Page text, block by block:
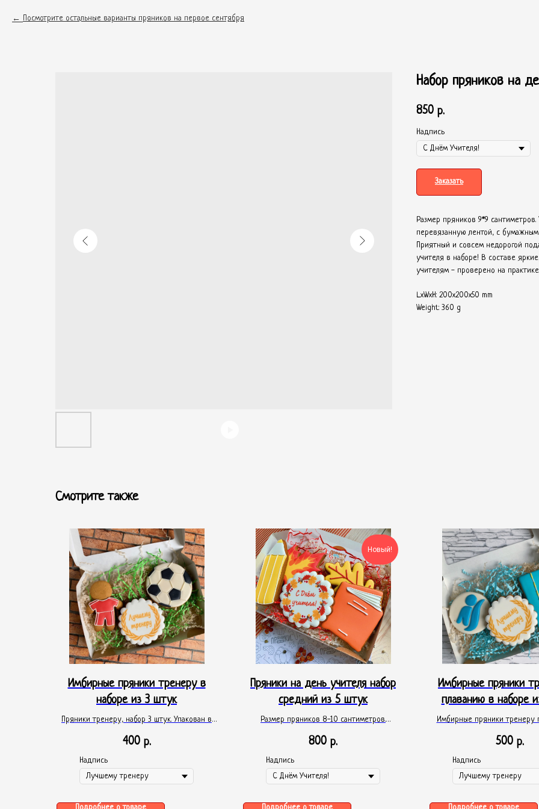
Посмотрите остальные варианты пряников на первое сентября
Набор пряников на
850 р.
Надпись
Заказать
Размер пряников 9*9
перевязанную лентой, с
Приятный и совсем недорогой
учителя в наборе! В составе
учителям - проверено на
LxWxH: 200x200x50 mm
Weight: 360 g
Смотрите также
Имбирные пряники тренеру в
наборе из 3 штук
Пряники тренеру, набор 3 штук. Упакован в
окошком, перевязанную атласной лентой.
400 р.
Надпись
Новый!
Пряники на день учителя набор
средний из 5 штук
Размер пряников 8-10 сантиметров.
окошком, перевязанную лентой. В составе:
пряник карандаш, тетрадка, кленовый лист,
дубовый лист и пряник медальон с надписью
"С днем Учителя" (надпись можно заменить на
800 р.
Надпись
Имбирные пряники
плаванию в наборе
Имбирные пряники тренеру
12*20см с прозрачным
500 р.
Надпись